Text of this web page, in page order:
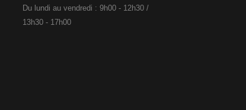
Du lundi au vendredi : 9h00 - 12h30 /
13h30 - 17h00